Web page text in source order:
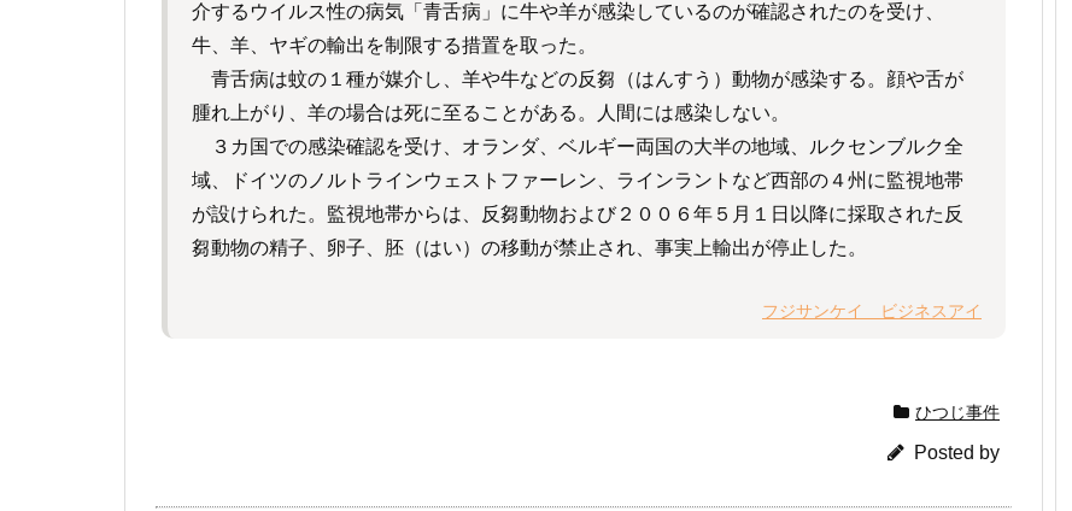
介するウイルス性の病気「青舌病」に牛や羊が感染しているのが確認されたのを受け、
牛、羊、ヤギの輸出を制限する措置を取った。
青舌病は蚊の１種が媒介し、羊や牛などの反芻（はんすう）動物が感染する。顔や舌が
腫れ上がり、羊の場合は死に至ることがある。人間には感染しない。
３カ国での感染確認を受け、オランダ、ベルギー両国の大半の地域、ルクセンブルク全
域、ドイツのノルトラインウェストファーレン、ラインラントなど西部の４州に監視地帯
が設けられた。監視地帯からは、反芻動物および２００６年５月１日以降に採取された反
芻動物の精子、卵子、胚（はい）の移動が禁止され、事実上輸出が停止した。
フジサンケイ ビジネスアイ
ひつじ事件
Posted by